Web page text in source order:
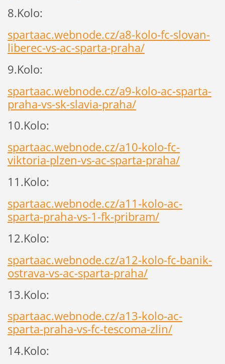
8.Kolo:
spartaac.webnode.cz/a8-kolo-fc-slovan-
liberec-vs-ac-sparta-praha/
9.Kolo:
spartaac.webnode.cz/a9-kolo-ac-sparta-
praha-vs-sk-slavia-praha/
10.Kolo:
spartaac.webnode.cz/a10-kolo-fc-
viktoria-plzen-vs-ac-sparta-praha/
11.Kolo:
spartaac.webnode.cz/a11-kolo-ac-
sparta-praha-vs-1-fk-pribram/
12.Kolo:
spartaac.webnode.cz/a12-kolo-fc-banik-
ostrava-vs-ac-sparta-praha/
13.Kolo:
spartaac.webnode.cz/a13-kolo-ac-
sparta-praha-vs-fc-tescoma-zlin/
14.Kolo: